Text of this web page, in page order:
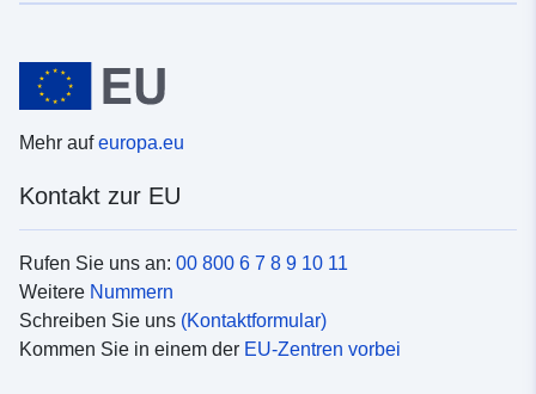
Mehr aufeuropa.eu
Kontakt zur EU
Rufen Sie uns an: 00 800 6 7 8 9 10 11
Weitere Nummern
Schreiben Sie uns (Kontaktformular)
Kommen Sie in einem der EU-Zentren vorbei